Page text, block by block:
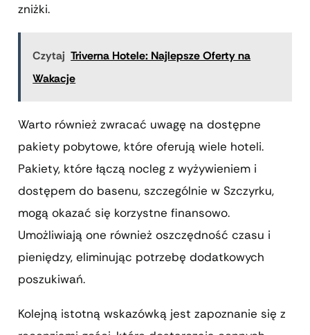
zniżki.
Czytaj Triverna Hotele: Najlepsze Oferty na
Wakacje
Warto również zwracać uwagę na dostępne
pakiety pobytowe, które oferują wiele hoteli.
Pakiety, które łączą nocleg z wyżywieniem i
dostępem do basenu, szczególnie w Szczyrku,
mogą okazać się korzystne finansowo.
Umożliwiają one również oszczędność czasu i
pieniędzy, eliminując potrzebę dodatkowych
poszukiwań.
Kolejną istotną wskazówką jest zapoznanie się z